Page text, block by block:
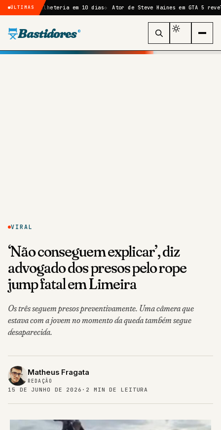
ÚLTIMAS
de bilheteria em 10 dias Ator de Steve Haines em GTA 5 revela que
Bastidores ®
VIRAL
‘Não conseguem explicar’, diz
advogado dos presos pelo rope
jump fatal em Limeira
Os três seguem presos preventivamente. Uma câmera que
estava com a jovem no momento da queda também segue
desaparecida.
Matheus Fragata
REDAÇÃO
15 DE JUNHO DE 2026 · 2 MIN DE LEITURA